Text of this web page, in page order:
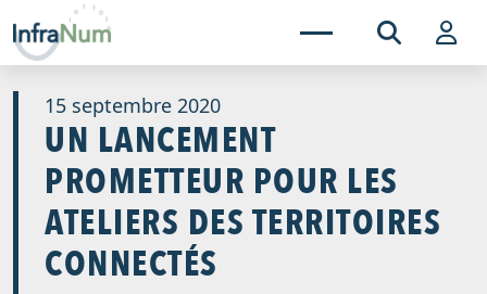
15 septembre 2020
UN LANCEMENT
PROMETTEUR POUR LES
ATELIERS DES TERRITOIRES
CONNECTÉS